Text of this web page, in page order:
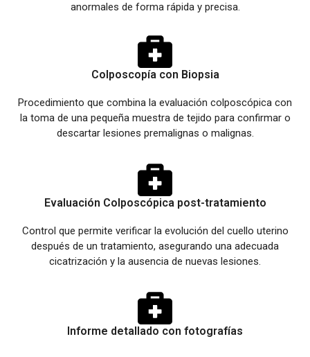
anormales de forma rápida y precisa.
Colposcopía con Biopsia
Procedimiento que combina la evaluación colposcópica con
la toma de una pequeña muestra de tejido para confirmar o
descartar lesiones premalignas o malignas.
Evaluación Colposcópica post-tratamiento
Control que permite verificar la evolución del cuello uterino
después de un tratamiento, asegurando una adecuada
cicatrización y la ausencia de nuevas lesiones.
Informe detallado con fotografías